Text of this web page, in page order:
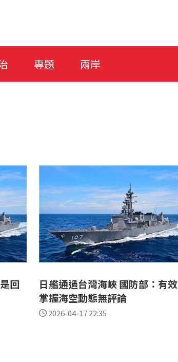
專題 兩岸
回
日艦通過台灣海峽 國防部：有效
掌握海空動態無評論
2026-04-17 22:35